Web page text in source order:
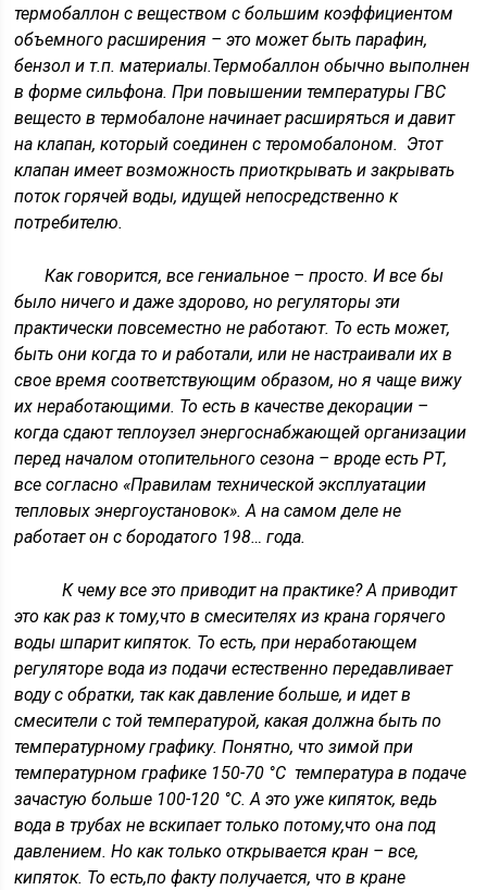
термобаллон с веществом с большим коэффициентом
объемного расширения – это может быть парафин,
бензол и т.п. материалы.Термобаллон обычно выполнен
в форме сильфона. При повышении температуры ГВС
вещесто в термобалоне начинает расширяться и давит
на клапан, который соединен с теромобалоном. Этот
клапан имеет возможность приоткрывать и закрывать
поток горячей воды, идущей непосредственно к
потребителю.
Как говорится, все гениальное – просто. И все бы
было ничего и даже здорово, но регуляторы эти
практически повсеместно не работают. То есть может,
быть они когда то и работали, или не настраивали их в
свое время соответствующим образом, но я чаще вижу
их неработающими. То есть в качестве декорации –
когда сдают теплоузел энергоснабжающей организации
перед началом отопительного сезона – вроде есть РТ,
все согласно «Правилам технической эксплуатации
тепловых энергоустановок». А на самом деле не
работает он с бородатого 198… года.
К чему все это приводит на практике? А приводит
это как раз к тому,что в смесителях из крана горячего
воды шпарит кипяток. То есть, при неработающем
регуляторе вода из подачи естественно передавливает
воду с обратки, так как давление больше, и идет в
смесители с той температурой, какая должна быть по
температурному графику. Понятно, что зимой при
температурном графике 150-70 °С температура в подаче
зачастую больше 100-120 °С. А это уже кипяток, ведь
вода в трубах не вскипает только потому,что она под
давлением. Но как только открывается кран – все,
кипяток. То есть,по факту получается, что в кране